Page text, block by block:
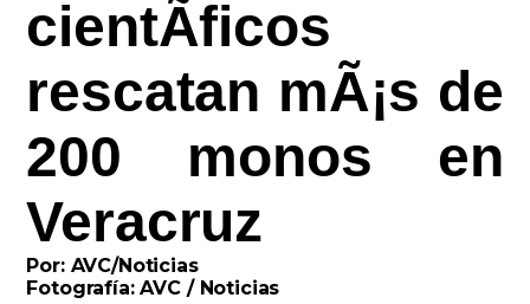
cientÃ­ficos
rescatan mÃ¡s de
200 monos en
Veracruz
Por: AVC/Noticias
Fotografía: AVC / Noticias